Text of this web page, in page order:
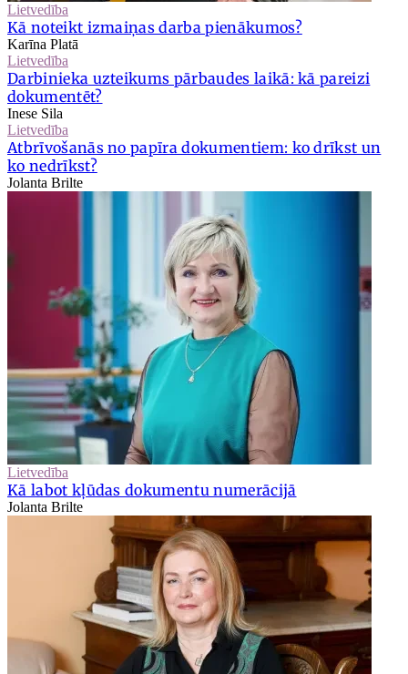
Lietvedība
Kā noteikt izmaiņas darba pienākumos?
Karīna Platā
Lietvedība
Darbinieka uzteikums pārbaudes laikā: kā pareizi
dokumentēt?
Inese Sila
Lietvedība
Atbrīvošanās no papīra dokumentiem: ko drīkst un
ko nedrīkst?
Jolanta Brilte
Lietvedība
Kā labot kļūdas dokumentu numerācijā
Jolanta Brilte